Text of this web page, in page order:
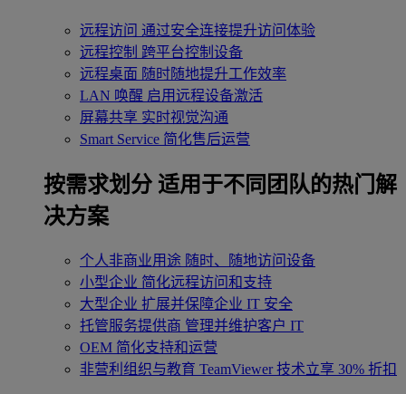
远程访问 通过安全连接提升访问体验
远程控制 跨平台控制设备
远程桌面 随时随地提升工作效率
LAN 唤醒 启用远程设备激活
屏幕共享 实时视觉沟通
Smart Service 简化售后运营
按需求划分 适用于不同团队的热门解
决方案
个人非商业用途 随时、随地访问设备
小型企业 简化远程访问和支持
大型企业 扩展并保障企业 IT 安全
托管服务提供商 管理并维护客户 IT
OEM 简化支持和运营
非营利组织与教育 TeamViewer 技术立享 30% 折扣